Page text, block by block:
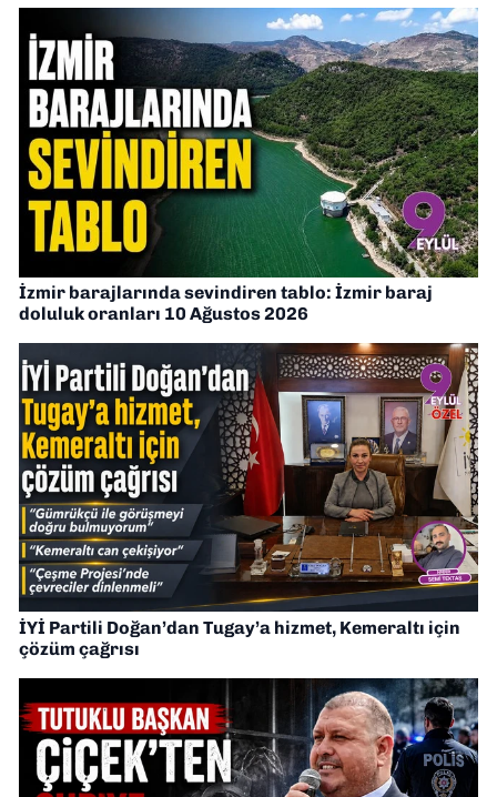
İzmir barajlarında sevindiren tablo: İzmir baraj
doluluk oranları 10 Ağustos 2026
İYİ Partili Doğan’dan Tugay’a hizmet, Kemeraltı için
çözüm çağrısı